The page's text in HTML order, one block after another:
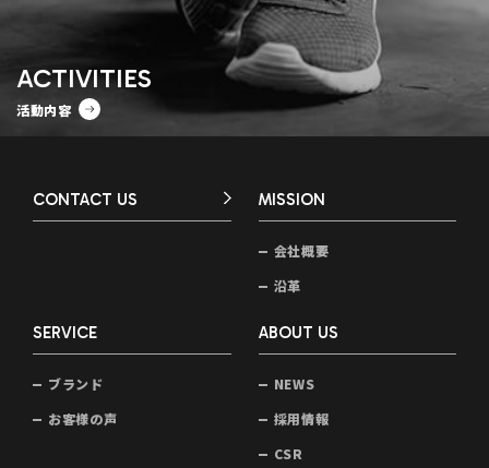
ACTIVITIES
活動内容
CONTACT US MISSION
会社概要
沿革
SERVICE
ブランド
お客様の声
ABOUT US
NEWS
採用情報
CSR